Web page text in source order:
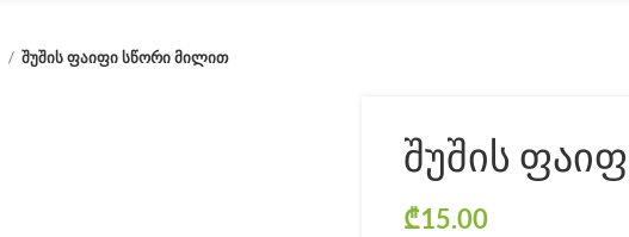
შუშის ფაიფი სწორი მილით
შუშის
₾15.00